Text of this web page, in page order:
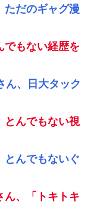
ただのギャグ漫
でもない経歴を
ん、日大タック
とんでもない視
とんでもないぐ
ん、「トキトキ